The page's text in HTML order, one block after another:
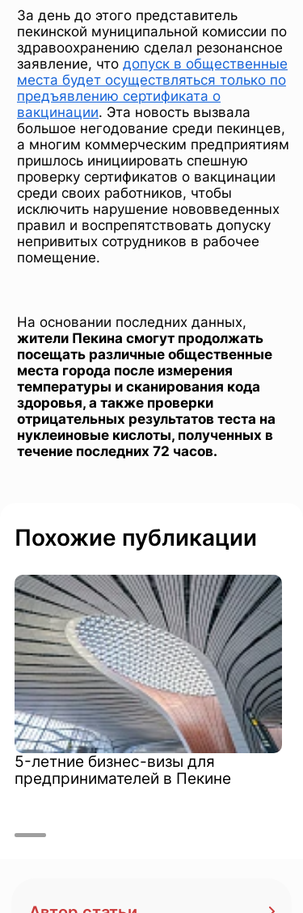
За день до этого представитель
пекинской муниципальной комиссии по
здравоохранению сделал резонансное
заявление, что допуск в общественные
места будет осуществляться только по
предъявлению сертификата о
вакцинации. Эта новость вызвала
большое негодование среди пекинцев,
а многим коммерческим предприятиям
пришлось инициировать спешную
проверку сертификатов о вакцинации
среди своих работников, чтобы
исключить нарушение нововведенных
правил и воспрепятствовать допуску
непривитых сотрудников в рабочее
помещение.
На основании последних данных,
жители Пекина смогут продолжать
посещать различные общественные
места города после измерения
температуры и сканирования кода
здоровья, а также проверки
отрицательных результатов теста на
нуклеиновые кислоты, полученных в
течение последних 72 часов.
Похожие публикации
5-летние бизнес-визы для
предпринимателей в Пекине